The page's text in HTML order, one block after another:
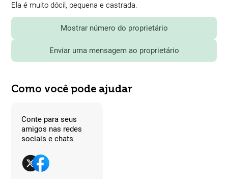
Ela é muito dócil, pequena e castrada.
Mostrar número do proprietário
Enviar uma mensagem ao proprietário
Como você pode ajudar
Conte para seus
amigos nas redes
sociais e chats